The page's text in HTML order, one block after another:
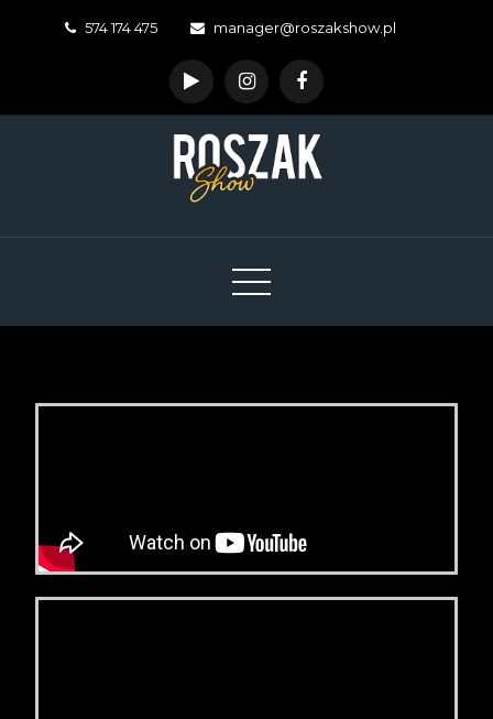
574 174 475 manager@roszakshow.pl